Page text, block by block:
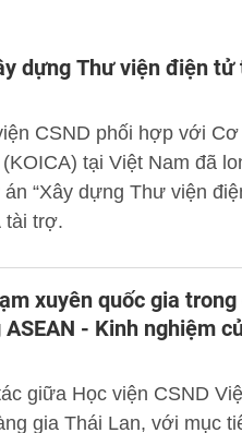
dựng Thư viện điện tử
CSND phối hợp với
tại Việt Nam đã
“Xây dựng Thư viện
tài trợ.
xuyên quốc gia
- Kinh nghiệm
giữa Học viện CSND
gia Thái Lan, với mục